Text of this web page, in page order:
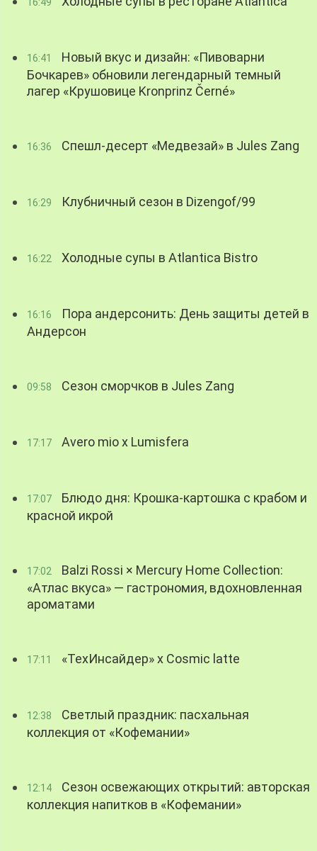
16:49
16:41
Новый вкус и дизайн: «Пивоварни
Бочкарев» обновили легендарный темный
лагер «Крушовице Kronprinz Černé»
16:36 Спешл-десерт «Медвезай» в Jules Zang
16:29 Клубничный сезон в Dizengof/99
16:22 Холодные супы в Atlantica Bistro
16:16
Пора андерсонить: День защиты детей в
Андерсон
09:58 Сезон сморчков в Jules Zang
17:17 Avero mio x Lumisfera
17:07
Блюдо дня: Крошка-картошка с крабом и
красной икрой
17:02
Balzi Rossi × Mercury Home Collection:
«Атлас вкуса» — гастрономия, вдохновленная
ароматами
17:11 «ТехИнсайдер» х Cosmic latte
12:38
Светлый праздник: пасхальная
коллекция от «Кофемании»
12:14
Сезон освежающих открытий: авторская
коллекция напитков в «Кофемании»